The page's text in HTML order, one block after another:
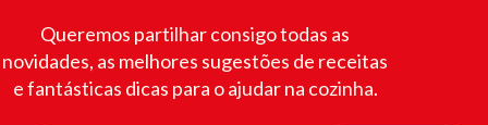
Queremos partilhar consigo todas as
novidades, as melhores sugestões de receitas
e fantásticas dicas para o ajudar na cozinha.